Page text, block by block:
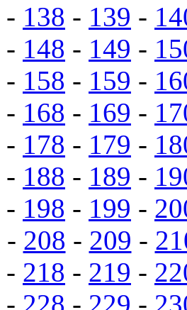
- 138 - 139 -
- 148 - 149 -
- 158 - 159 -
- 168 - 169 -
- 178 - 179 -
- 188 - 189 -
- 198 - 199 -
- 208 - 209 -
- 218 - 219 -
- 228 - 229 -